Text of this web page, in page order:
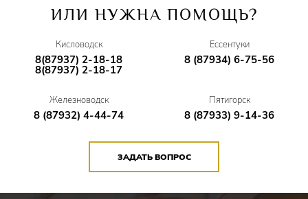
ИЛИ НУЖНА ПОМОЩЬ?
Кисловодск
8(87937) 2-18-18
8(87937) 2-18-17
Ессентуки
8 (87934) 6-75-56
Железноводск
8 (87932) 4-44-74
Пятигорск
8 (87933) 9-14-36
ЗАДАТЬ ВОПРОС